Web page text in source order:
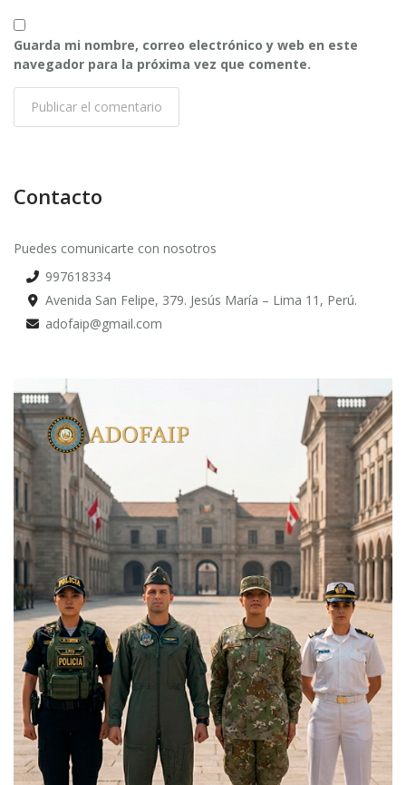
Guarda mi nombre, correo electrónico y web en este
navegador para la próxima vez que comente.
Contacto
Puedes comunicarte con nosotros
997618334
Avenida San Felipe, 379. Jesús María – Lima 11, Perú.‎
adofaip@gmail.com